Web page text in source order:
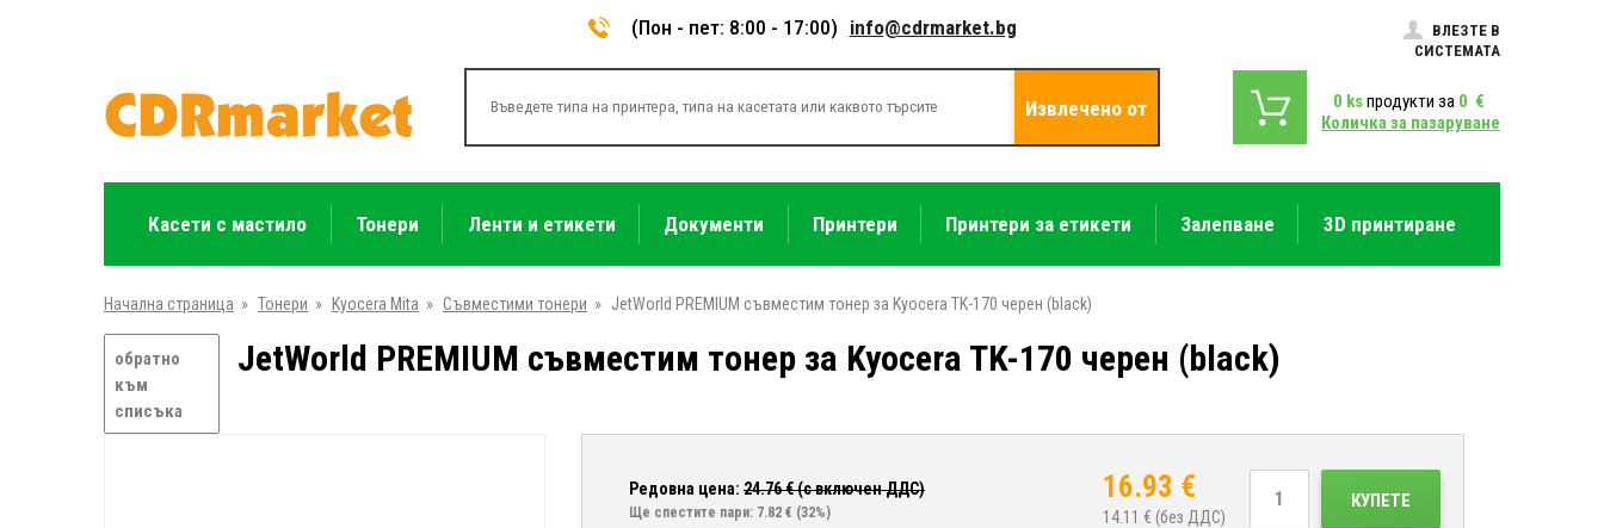
(Пон - пет: 8:00 - 17:00) info@cdrmarket.bg
ВЛЕЗТЕ В
СИСТЕМАТА
Извлечено от 0 ksпродукти за 0 €
Количка за пазаруване
Касети с мастило Тонери Ленти и етикети Документи Принтери Принтери за етикети Залепване 3D принтиране
Начална страница » Тонери » Kyocera Mita » Съвместими тонери » JetWorld PREMIUM съвместим тонер за Kyocera TK-170 черен (black)
обратно
към
списъка
JetWorld PREMIUM съвместим тонер за Kyocera TK-170 черен (black)
Редовна цена: 24.76€ (с включен ДДС)
Ще спестите пари: 7.82 € (32%)
16.93 €
14.11 € (без ДДС)
КУПЕТЕ